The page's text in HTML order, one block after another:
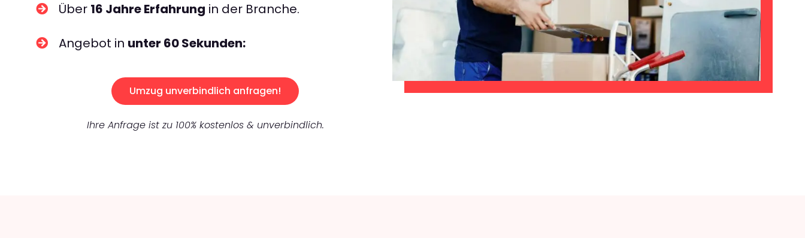
Über 16 Jahre Erfahrung in der Branche.
Angebot in unter 60 Sekunden:
Umzug unverbindlich anfragen!
Ihre Anfrage ist zu 100% kostenlos & unverbindlich.